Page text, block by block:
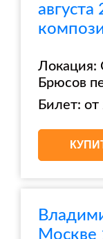
Локация:
Брюсов
Билет:
Москве